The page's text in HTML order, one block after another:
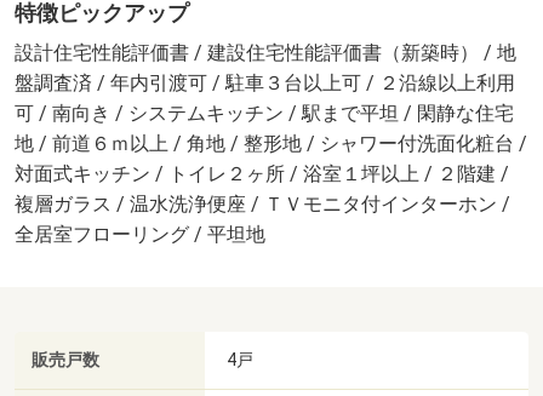
特徴ピックアップ
設計住宅性能評価書 / 建設住宅性能評価書（新築時） / 地
盤調査済 / 年内引渡可 / 駐車３台以上可 / ２沿線以上利用
可 / 南向き / システムキッチン / 駅まで平坦 / 閑静な住宅
地 / 前道６ｍ以上 / 角地 / 整形地 / シャワー付洗面化粧台 /
対面式キッチン / トイレ２ヶ所 / 浴室１坪以上 / ２階建 /
複層ガラス / 温水洗浄便座 / ＴＶモニタ付インターホン /
全居室フローリング / 平坦地
販売戸数 4戸